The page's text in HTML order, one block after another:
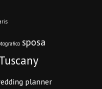
sposa
planner